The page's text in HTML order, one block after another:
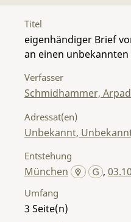
Titel
eigenhändiger Brief
an einen
Verfasser
Schmidhammer, Arpad
Adressat(en)
Unbekannt,
Entstehung
München ,
Umfang
3